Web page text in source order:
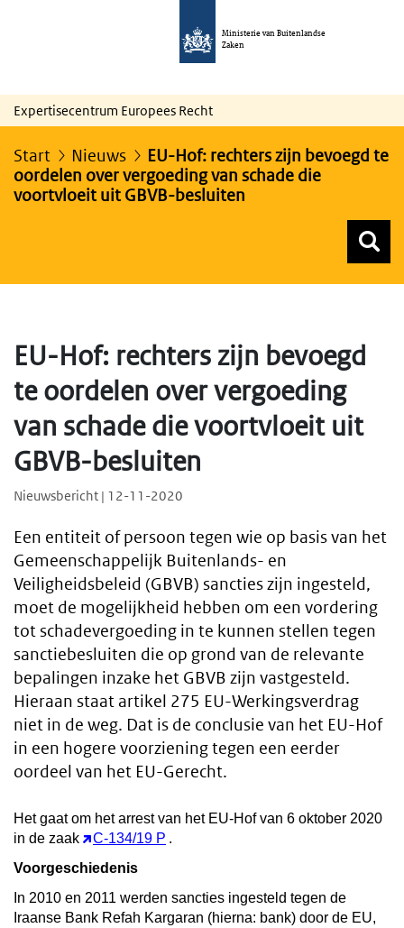
Ministerie van Buitenlandse
Zaken
Expertisecentrum Europees Recht
Start Nieuws
EU-Hof: rechters zijn bevoegd te
oordelen over vergoeding van schade die
voortvloeit uit GBVB-besluiten
EU-Hof: rechters zijn bevoegd
te oordelen over vergoeding
van schade die voortvloeit uit
GBVB-besluiten
Nieuwsbericht | 12-11-2020
Een entiteit of persoon tegen wie op basis van het
Gemeenschappelijk Buitenlands- en
Veiligheidsbeleid (GBVB) sancties zijn ingesteld,
moet de mogelijkheid hebben om een vordering
tot schadevergoeding in te kunnen stellen tegen
sanctiebesluiten die op grond van de relevante
bepalingen inzake het GBVB zijn vastgesteld.
Hieraan staat artikel 275 EU-Werkingsverdrag
niet in de weg. Dat is de conclusie van het EU-Hof
in een hogere voorziening tegen een eerder
oordeel van het EU-Gerecht.
Het gaat om het arrest van het EU-Hof van 6 oktober 2020
in de zaak
C-134/19 P .
Voorgeschiedenis
In 2010 en 2011 werden sancties ingesteld tegen de
Iraanse Bank Refah Kargaran (hierna: bank) door de EU,